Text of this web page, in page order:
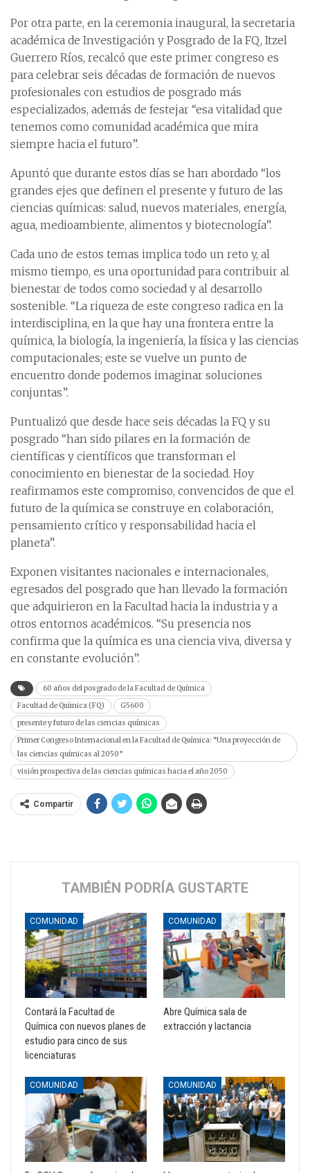
Por otra parte, en la ceremonia inaugural, la secretaria
académica de Investigación y Posgrado de la FQ, Itzel
Guerrero Ríos, recalcó que este primer congreso es
para celebrar seis décadas de formación de nuevos
profesionales con estudios de posgrado más
especializados, además de festejar “esa vitalidad que
tenemos como comunidad académica que mira
siempre hacia el futuro”.
Apuntó que durante estos días se han abordado “los
grandes ejes que definen el presente y futuro de las
ciencias químicas: salud, nuevos materiales, energía,
agua, medioambiente, alimentos y biotecnología”.
Cada uno de estos temas implica todo un reto y, al
mismo tiempo, es una oportunidad para contribuir al
bienestar de todos como sociedad y al desarrollo
sostenible. “La riqueza de este congreso radica en la
interdisciplina, en la que hay una frontera entre la
química, la biología, la ingeniería, la física y las ciencias
computacionales; este se vuelve un punto de
encuentro donde podemos imaginar soluciones
conjuntas”.
Puntualizó que desde hace seis décadas la FQ y su
posgrado “han sido pilares en la formación de
científicas y científicos que transforman el
conocimiento en bienestar de la sociedad. Hoy
reafirmamos este compromiso, convencidos de que el
futuro de la química se construye en colaboración,
pensamiento crítico y responsabilidad hacia el
planeta”.
Exponen visitantes nacionales e internacionales,
egresados del posgrado que han llevado la formación
que adquirieron en la Facultad hacia la industria y a
otros entornos académicos. “Su presencia nos
confirma que la química es una ciencia viva, diversa y
en constante evolución”.
60 años del posgrado de la Facultad de Química
Facultad de Química (FQ)
G5600
presente y futuro de las ciencias químicas
Primer Congreso Internacional en la Facultad de Química: “Una proyección de
las ciencias químicas al 2050”
visión prospectiva de las ciencias químicas hacia el año 2050
Compartir
TAMBIÉN PODRÍA GUSTARTE
COMUNIDAD
Contará la Facultad de
Química con nuevos planes de
estudio para cinco de sus
licenciaturas
COMUNIDAD
Abre Química sala de
extracción y lactancia
COMUNIDAD COMUNIDAD